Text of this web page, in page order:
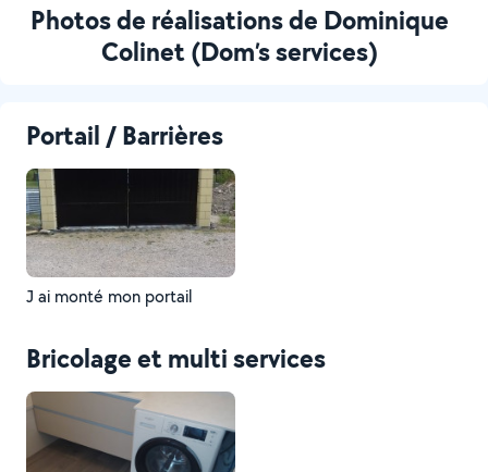
Photos de réalisations de Dominique
Colinet (Dom’s services)
Portail / Barrières
J ai monté mon portail
Bricolage et multi services